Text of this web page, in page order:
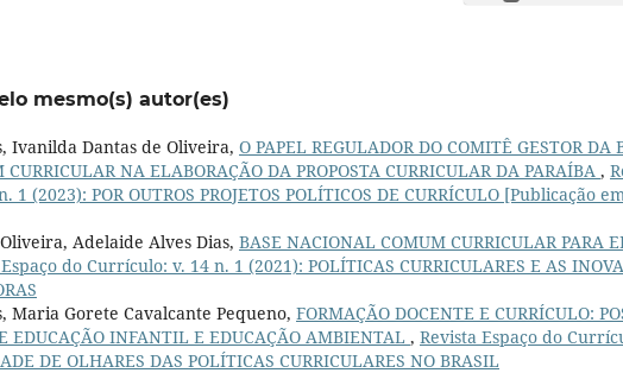
mesmo(s) autor(es)
Ivanilda Dantas de Oliveira, O PAPEL REGULADOR DO COMITÊ GESTOR DA
NA ELABORAÇÃO DA PROPOSTA CURRICULAR DA PARAÍBA ,
(2023): POR OUTROS PROJETOS POLÍTICOS DE CURRÍCULO [Publicação
Adelaide Alves Dias, BASE NACIONAL COMUM CURRICULAR PARA
do Currículo: v. 14 n. 1 (2021): POLÍTICAS CURRICULARES E AS
Maria Gorete Cavalcante Pequeno, FORMAÇÃO DOCENTE E CURRÍCULO:
EDUCAÇÃO INFANTIL E EDUCAÇÃO AMBIENTAL , Revista Espaço do
DE OLHARES DAS POLÍTICAS CURRICULARES NO BRASIL